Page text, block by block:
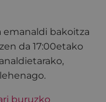
emanaldi bakoitza
da 17:00etako
buruzko